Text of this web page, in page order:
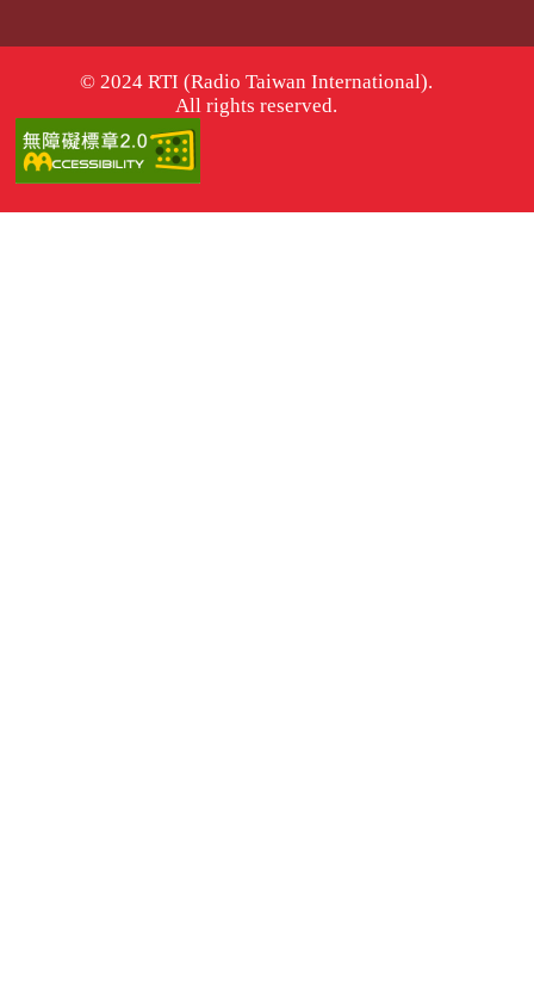
© 2024 RTI (Radio Taiwan International).
All rights reserved.